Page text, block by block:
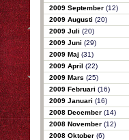
2009 September (12)
2009 Augusti (20)
2009 Juli (20)
2009 Juni (29)
2009 Maj (31)
2009 April (22)
2009 Mars (25)
2009 Februari (16)
2009 Januari (16)
2008 December (14)
2008 November (12)
2008 Oktober (6)